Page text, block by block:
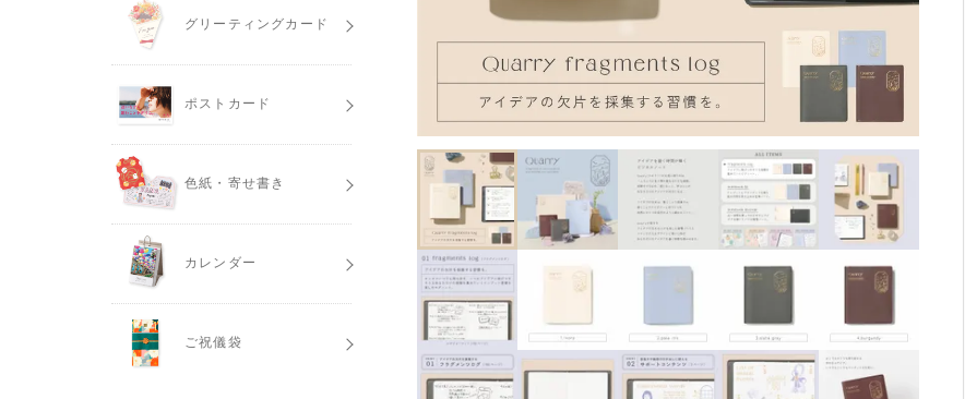
グリーティングカード
ポストカード
色紙・寄せ書き
カレンダー
ご祝儀袋